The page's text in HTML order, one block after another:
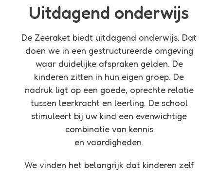
Uitdagend onderwijs
De Zeeraket biedt uitdagend onderwijs. Dat
doen we in een gestructureerde omgeving
waar duidelijke afspraken gelden. De
kinderen zitten in hun eigen groep. De
nadruk ligt op een goede, oprechte relatie
tussen leerkracht en leerling. De school
stimuleert bij uw kind een evenwichtige
combinatie van kennis
en vaardigheden.
We vinden het belangrijk dat kinderen zelf